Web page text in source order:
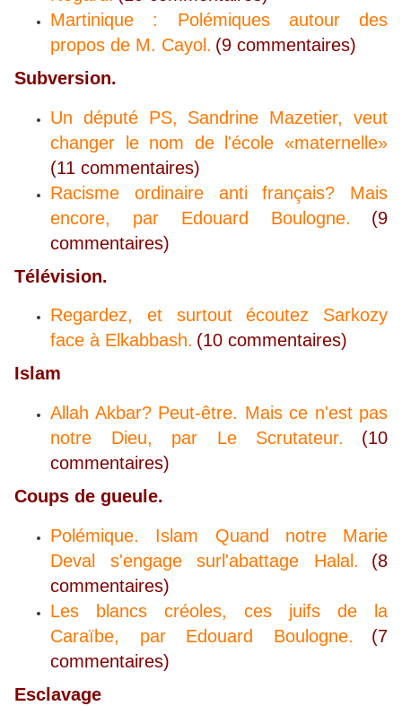
Martinique : Polémiques autour des
propos de M. Cayol. (9 commentaires)
Subversion.
Un député PS, Sandrine Mazetier, veut
changer le nom de l'école «maternelle»
(11 commentaires)
Racisme ordinaire anti français? Mais
encore, par Edouard Boulogne.
(9
commentaires)
Télévision.
Regardez, et surtout écoutez Sarkozy
face à Elkabbash. (10 commentaires)
Islam
Allah Akbar? Peut-être. Mais ce n'est pas
notre Dieu, par Le Scrutateur.
(10
commentaires)
Coups de gueule.
Polémique. Islam Quand notre Marie
Deval s'engage surl'abattage Halal.
(8
commentaires)
Les blancs créoles, ces juifs de la
Caraïbe, par Edouard Boulogne.
(7
commentaires)
Esclavage